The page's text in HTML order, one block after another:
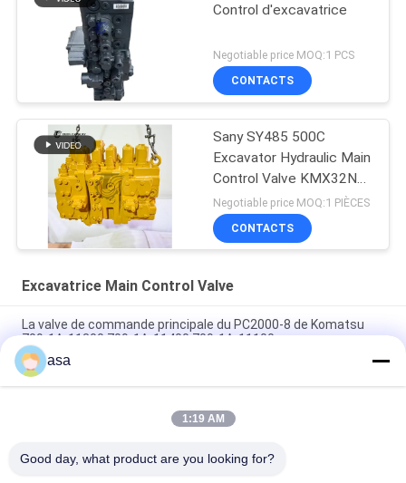
Control d'excavatrice
Negotiable price MOQ:1 PCS
CONTACTS
Sany SY485 500C
Excavator Hydraulic Main
Control Valve KMX32NA
High Quality
Negotiable price MOQ:1 PIÈCES
CONTACTS
Excavatrice Main Control Valve
La valve de commande principale du PC2000-8 de Komatsu
709-1A-11300 709-1A-11400 709-1A-11100
PC160LC-7 PC160-7 Ventilateur de commande Excavateur
Komatsu, 723-57-16100 Excavateur pièces principales
VOE14541591 Valve de commande principale de l'excavateur
asa
1:19 AM
Good day, what product are you looking for?